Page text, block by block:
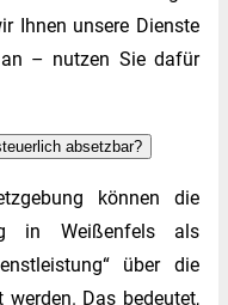
Ihnen unsere Dienste
– nutzen Sie dafür
absetzbar?
können die
in Weißenfels als
über die
werden. Das bedeutet,